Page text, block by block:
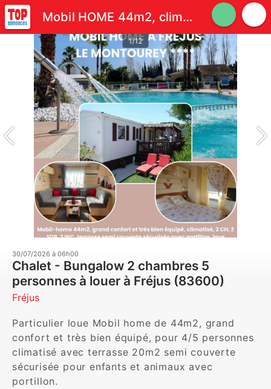
Mobil HOME 44m2, climatisé, 2CH 2SDB 2WC
1/12
30/07/2026 à 06h00
Chalet - Bungalow 2 chambres 5
personnes à louer à Fréjus (83600)
Fréjus
Particulier loue Mobil home de 44m2, grand
confort et très bien équipé, pour 4/5 personnes
climatisé avec terrasse 20m2 semi couverte
sécurisée pour enfants et animaux avec
portillon.